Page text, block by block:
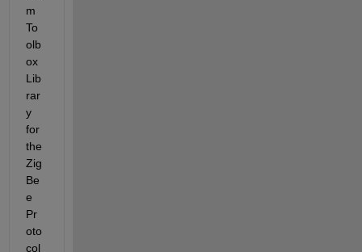
m
To
olb
ox
Lib
rar
y
for
the
Zig
Be
e
Pr
oto
col